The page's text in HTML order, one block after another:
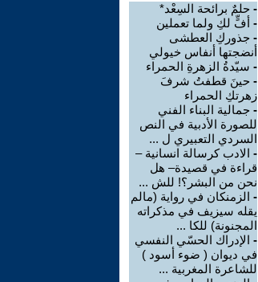
- حلمٌ برائحة السِعْد*
- أفٍّ لكِ ولما تعملين
- جذوركِ العطشى
أنضجتها أنفاس خيولي
- سيّدةُ الزهرةِ الحمراء
- حينَ قطفتُ شرفَ
زهرتكِ الحمراء
- جمالية البناء الفني
للصورة الأدبية في النص
السردي التعبيري ل ...
- الادب كرسالة انسانية –
قراءة في قصيدة– هل
نحن من البشر؟! للش ...
- الزمنكان في رواية (مالم
يقله سيزيف في مذكراته
المجنونة) للكا ...
- الإدراك الحسّي النفسي
في ديوان ( ضوء أسود )
للشاعرة المغربية ...